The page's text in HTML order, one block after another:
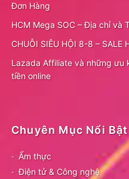
Đơn Hàng
HCM Mega SOC – Địa chỉ và
CHUỖI SIÊU HỘI 8-8 – SALE
Lazada Affiliate và những ưu
tiền online
Chuyên Mục Nổi Bật
Ẩm thực
Điện tử & Công nghệ